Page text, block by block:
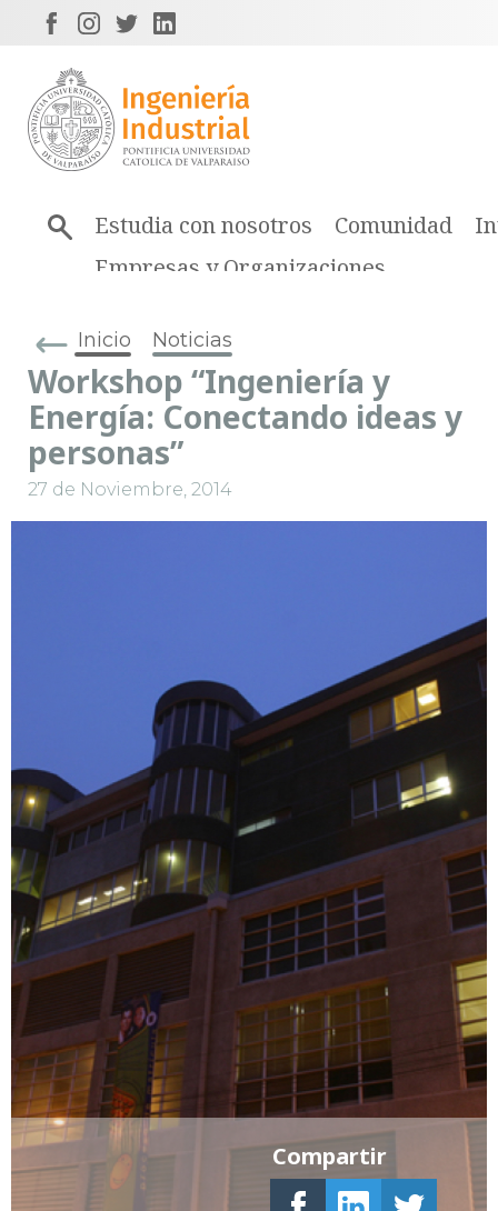
Estudia con nosotros Comunidad
Empresas y Organizaciones
Inicio Noticias
Workshop “Ingeniería y
Energía: Conectando ideas y
personas”
27 de Noviembre, 2014
Compartir